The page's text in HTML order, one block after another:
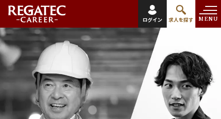
ログイン 求人を探す MENU